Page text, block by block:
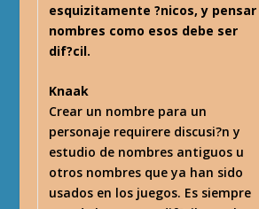
esquizitamente ?nicos, y pensar
nombres como esos debe ser
dif?cil.
Knaak
Crear un nombre para un
personaje requirere discusi?n y
estudio de nombres antiguos u
otros nombres que ya han sido
usados en los juegos. Es siempre